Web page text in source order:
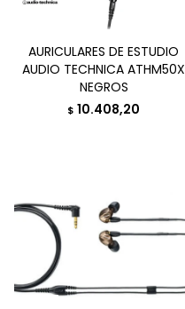
AURICULARES DE ESTUDIO
AUDIO TECHNICA ATHM50X
NEGROS
$ 10.408,20